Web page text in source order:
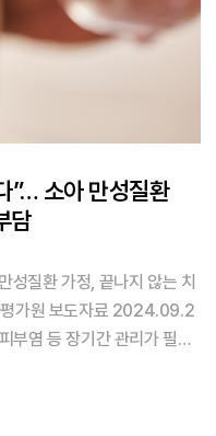
질환
담
성질환 가정, 끝나지 않는 치
이 지속적으로 발생하면서